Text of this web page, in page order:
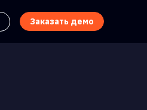
Заказать демо